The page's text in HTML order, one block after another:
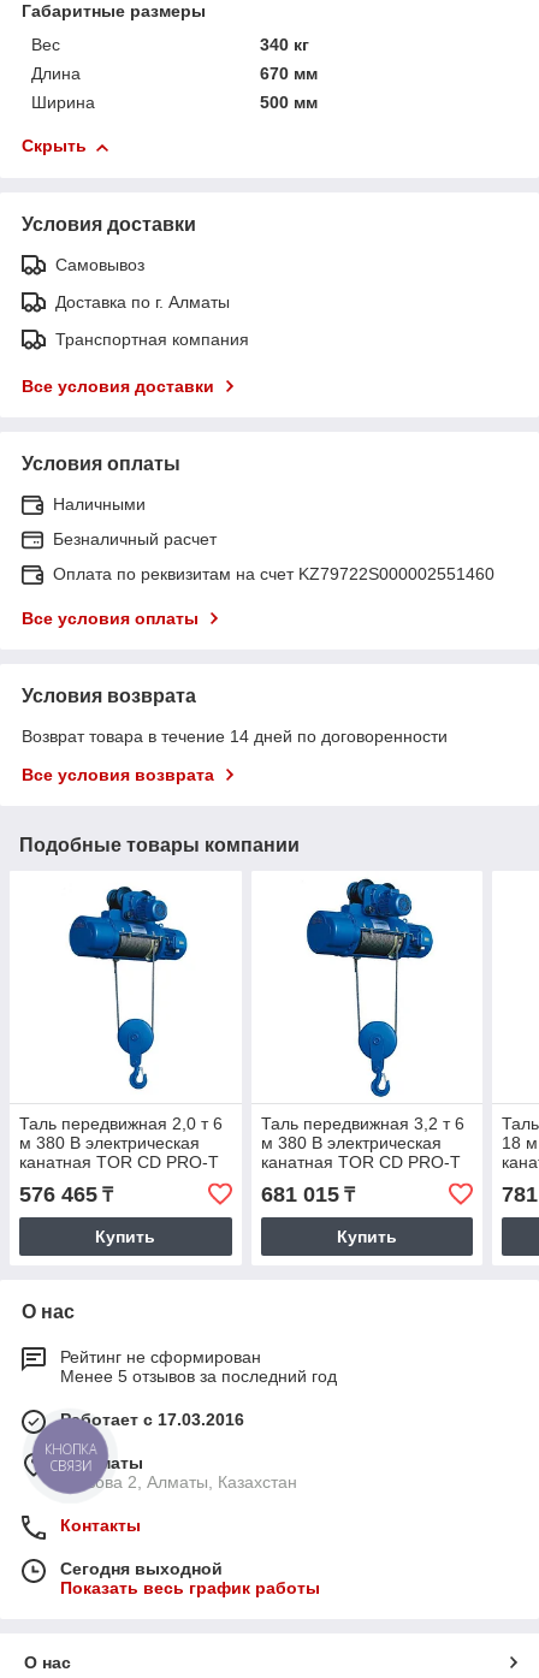
Габаритные размеры
Вес
340 кг
Длина
670 мм
Ширина
500 мм
Скрыть
Условия доставки
Самовывоз
Доставка по г. Алматы
Транспортная компания
Все условия доставки
Условия оплаты
Наличными
Безналичный расчет
Оплата по реквизитам на счет KZ79722S000002551460
Все условия оплаты
Условия возврата
Возврат товара в течение 14 дней по договоренности
Все условия возврата
Подобные товары компании
Таль передвижная 2,0 т 6
м 380 В электрическая
канатная TOR CD PRO-T
редуктор)
576 465 ₸
Купить
Таль передвижная 3,2 т 6
м 380 В электрическая
канатная TOR CD PRO-T
(усиленный двигатель и
редуктор)
681 015₸
Купить
18 м
О нас
Рейтинг не сформирован
Менее 5 отзывов за последний год
Работает с 17.03.2016
г. Алматы
Ауэзова 2, Алматы, Казахстан
Контакты
Сегодня выходной
Показать весь график работы
О нас
КНОПКА
СВЯЗИ